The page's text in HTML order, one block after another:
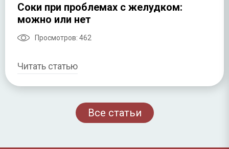
Соки при проблемах с желудком:
можно или нет
Просмотров: 462
Читать статью
Все статьи